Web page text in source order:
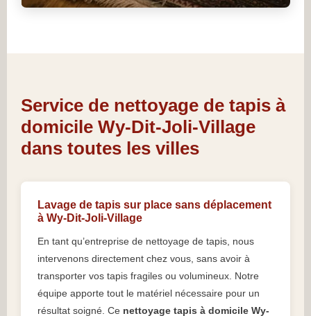
Service de nettoyage de tapis à
domicile Wy-Dit-Joli-Village
dans toutes les villes
Lavage de tapis sur place sans déplacement
à Wy-Dit-Joli-Village
En tant qu’entreprise de nettoyage de tapis, nous
intervenons directement chez vous, sans avoir à
transporter vos tapis fragiles ou volumineux. Notre
équipe apporte tout le matériel nécessaire pour un
résultat soigné. Ce nettoyage tapis à domicile Wy-